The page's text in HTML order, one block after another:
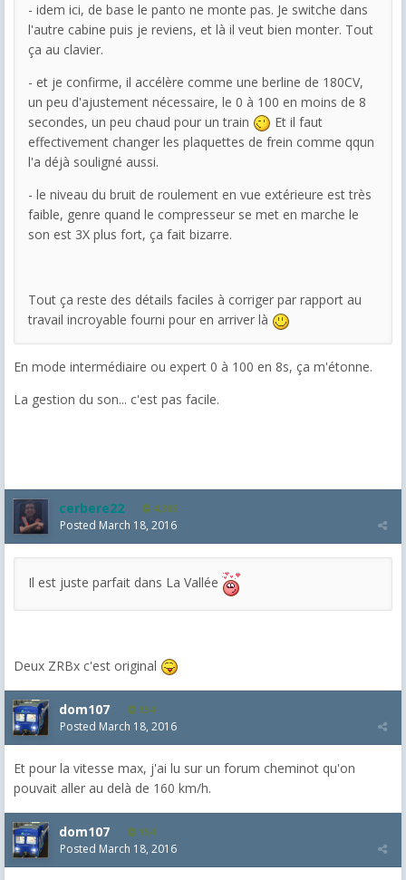
- idem ici, de base le panto ne monte pas. Je switche dans
l'autre cabine puis je reviens, et là il veut bien monter. Tout
ça au clavier.
- et je confirme, il accélère comme une berline de 180CV,
un peu d'ajustement nécessaire, le 0 à 100 en moins de 8
secondes, un peu chaud pour un train
Et il faut
effectivement changer les plaquettes de frein comme qqun
l'a déjà souligné aussi.
- le niveau du bruit de roulement en vue extérieure est très
faible, genre quand le compresseur se met en marche le
son est 3X plus fort, ça fait bizarre.
Tout ça reste des détails faciles à corriger par rapport au
travail incroyable fourni pour en arriver là
En mode intermédiaire ou expert 0 à 100 en 8s, ça m'étonne.
La gestion du son... c'est pas facile.
cerbere22 4,385
Posted March 18, 2016
Il est juste parfait dans La Vallée
Deux ZRBx c'est original
dom107 154
Posted March 18, 2016
Et pour la vitesse max, j'ai lu sur un forum cheminot qu'on
pouvait aller au delà de 160 km/h.
dom107 154
Posted March 18, 2016